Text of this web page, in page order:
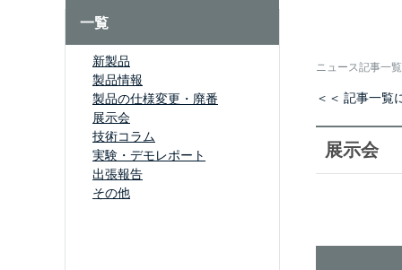
一覧
新製品
製品情報
製品の仕様変更・廃番
展示会
技術コラム
実験・デモレポート
出張報告
その他
ニュース記事一覧
＜＜ 記事一覧
展示会